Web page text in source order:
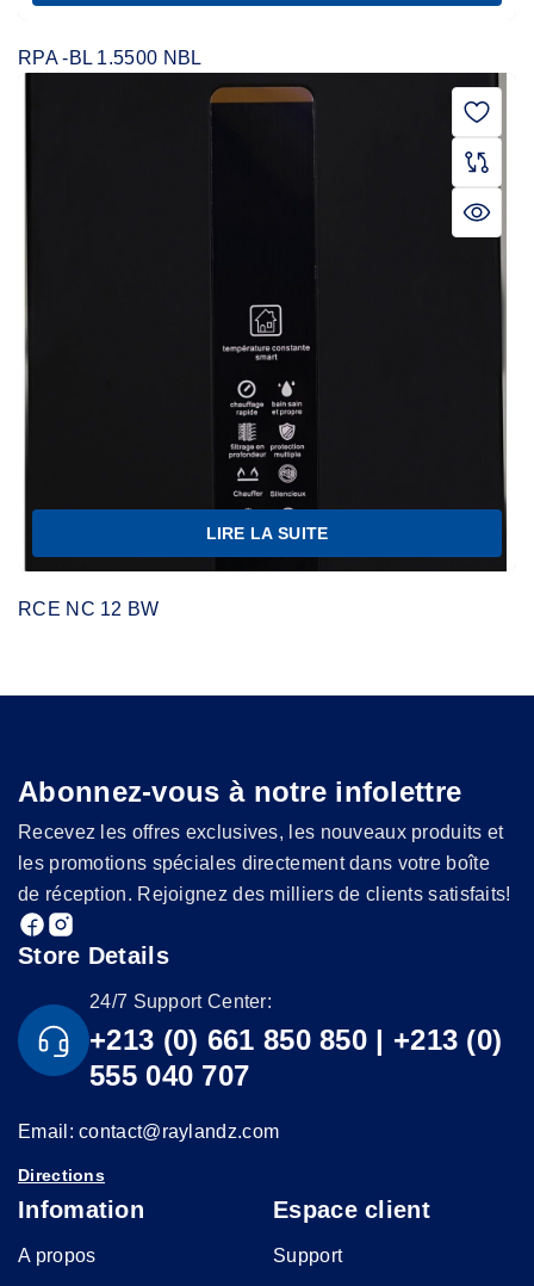
RPA -BL 1.5500 NBL
LIRE LA SUITE
RCE NC 12 BW
Abonnez-vous à notre infolettre
Recevez les offres exclusives, les nouveaux produits et
les promotions spéciales directement dans votre boîte
de réception. Rejoignez des milliers de clients satisfaits!
Store Details
24/7 Support Center:
+213 (0) 661 850 850 | +213 (0)
555 040 707
Email: contact@raylandz.com
Directions
Infomation
A propos
Espace client
Support